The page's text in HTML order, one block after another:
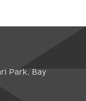
Park, Bay